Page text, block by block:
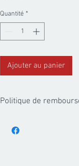
Quantité *
Ajouter au panier
Politique de
partir du moment ou les